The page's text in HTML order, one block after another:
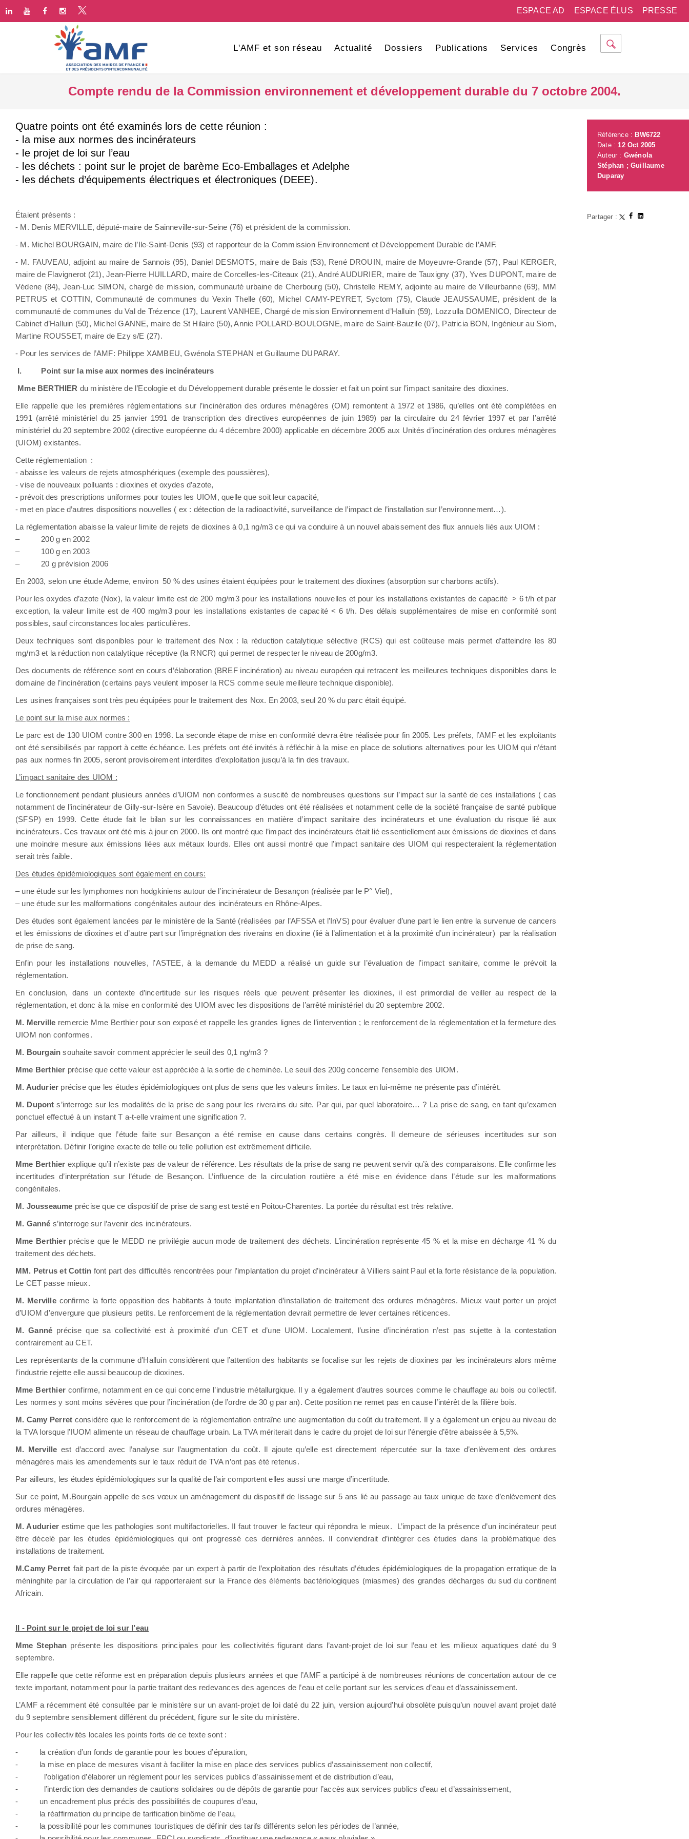
PRESSE
ESPACE ÉLUS
ESPACE AD
L'AMF et son réseau Actualité Dossiers Publications Services Congrès
Compte rendu de la Commission environnement et développement durable du 7 octobre 2004.
Quatre points ont été examinés lors de cette réunion :
- la mise aux normes des incinérateurs
- le projet de loi sur l’eau
- les déchets : point sur le projet de barème Eco-Emballages et Adelphe
- les déchets d’équipements électriques et électroniques (DEEE).
Étaient présents :
- M. Denis MERVILLE, député-maire de Sainneville-sur-Seine (76) et président de la commission.
- M. Michel BOURGAIN, maire de l’Ile-Saint-Denis (93) et rapporteur de la Commission Environnement et Développement Durable de l’AMF.
- M. FAUVEAU, adjoint au maire de Sannois (95), Daniel DESMOTS, maire de Bais (53), René DROUIN, maire de Moyeuvre-Grande (57), Paul KERGER,
maire de Flavignerot (21), Jean-Pierre HUILLARD, maire de Corcelles-les-Citeaux (21), André AUDURIER, maire de Tauxigny (37), Yves DUPONT, maire de
Védene (84), Jean-Luc SIMON, chargé de mission, communauté urbaine de Cherbourg (50), Christelle REMY, adjointe au maire de Villeurbanne (69), MM
PETRUS et COTTIN, Communauté de communes du Vexin Thelle (60), Michel CAMY-PEYRET, Syctom (75), Claude JEAUSSAUME, président de la
communauté de communes du Val de Trézence (17), Laurent VANHEE, Chargé de mission Environnement d’Halluin (59), Lozzulla DOMENICO, Directeur de
Cabinet d’Halluin (50), Michel GANNE, maire de St Hilaire (50), Annie POLLARD-BOULOGNE, maire de Saint-Bauzile (07), Patricia BON, Ingénieur au Siom,
Martine ROUSSET, maire de Ezy s/E (27).
- Pour les services de l’AMF: Philippe XAMBEU, Gwénola STEPHAN et Guillaume DUPARAY.
I.
Point sur la mise aux normes des incinérateurs
Mme BERTHIER du ministère de l’Ecologie et du Développement durable présente le dossier et fait un point sur l’impact sanitaire des dioxines.
Elle rappelle que les premières réglementations sur l’incinération des ordures ménagères (OM) remontent à 1972 et 1986, qu’elles ont été complétées en
1991 (arrêté ministériel du 25 janvier 1991 de transcription des directives européennes de juin 1989) par la circulaire du 24 février 1997 et par l’arrêté
ministériel du 20 septembre 2002 (directive européenne du 4 décembre 2000) applicable en décembre 2005 aux Unités d’incinération des ordures ménagères
(UIOM) existantes.
Cette réglementation :
- abaisse les valeurs de rejets atmosphériques (exemple des poussières),
- vise de nouveaux polluants : dioxines et oxydes d’azote,
- prévoit des prescriptions uniformes pour toutes les UIOM, quelle que soit leur capacité,
- met en place d’autres dispositions nouvelles ( ex : détection de la radioactivité, surveillance de l’impact de l’installation sur l’environnement…).
La réglementation abaisse la valeur limite de rejets de dioxines à 0,1 ng/m3 ce qui va conduire à un nouvel abaissement des flux annuels liés aux UIOM :
–
200 g en 2002
–
100 g en 2003
–
20 g prévision 2006
En 2003, selon une étude Ademe, environ 50 % des usines étaient équipées pour le traitement des dioxines (absorption sur charbons actifs).
Pour les oxydes d’azote (Nox), la valeur limite est de 200 mg/m3 pour les installations nouvelles et pour les installations existantes de capacité > 6 t/h et par
exception, la valeur limite est de 400 mg/m3 pour les installations existantes de capacité < 6 t/h. Des délais supplémentaires de mise en conformité sont
possibles, sauf circonstances locales particulières.
Deux techniques sont disponibles pour le traitement des Nox : la réduction catalytique sélective (RCS) qui est coûteuse mais permet d’atteindre les 80
mg/m3 et la réduction non catalytique réceptive (la RNCR) qui permet de respecter le niveau de 200g/m3.
Des documents de référence sont en cours d’élaboration (BREF incinération) au niveau européen qui retracent les meilleures techniques disponibles dans le
domaine de l’incinération (certains pays veulent imposer la RCS comme seule meilleure technique disponible).
Les usines françaises sont très peu équipées pour le traitement des Nox. En 2003, seul 20 % du parc était équipé.
Le point sur la mise aux normes :
Le parc est de 130 UIOM contre 300 en 1998. La seconde étape de mise en conformité devra être réalisée pour fin 2005. Les préfets, l’AMF et les exploitants
ont été sensibilisés par rapport à cette échéance. Les préfets ont été invités à réfléchir à la mise en place de solutions alternatives pour les UIOM qui n’étant
pas aux normes fin 2005, seront provisoirement interdites d’exploitation jusqu’à la fin des travaux.
L’impact sanitaire des UIOM :
Le fonctionnement pendant plusieurs années d’UIOM non conformes a suscité de nombreuses questions sur l’impact sur la santé de ces installations ( cas
notamment de l’incinérateur de Gilly-sur-Isère en Savoie). Beaucoup d’études ont été réalisées et notamment celle de la société française de santé publique
(SFSP) en 1999. Cette étude fait le bilan sur les connaissances en matière d’impact sanitaire des incinérateurs et une évaluation du risque lié aux
incinérateurs. Ces travaux ont été mis à jour en 2000. Ils ont montré que l’impact des incinérateurs était lié essentiellement aux émissions de dioxines et dans
une moindre mesure aux émissions liées aux métaux lourds. Elles ont aussi montré que l’impact sanitaire des UIOM qui respecteraient la réglementation
serait très faible.
Des études épidémiologiques sont également en cours:
– une étude sur les lymphomes non hodgkiniens autour de l’incinérateur de Besançon (réalisée par le P° Viel),
– une étude sur les malformations congénitales autour des incinérateurs en Rhône-Alpes.
Des études sont également lancées par le ministère de la Santé (réalisées par l’AFSSA et l’InVS) pour évaluer d’une part le lien entre la survenue de cancers
et les émissions de dioxines et d’autre part sur l’imprégnation des riverains en dioxine (lié à l’alimentation et à la proximité d’un incinérateur)
par la réalisation
de prise de sang.
Enfin pour les installations nouvelles, l’ASTEE, à la demande du MEDD a réalisé un guide sur l’évaluation de l’impact sanitaire, comme le prévoit la
réglementation.
En conclusion, dans un contexte d’incertitude sur les risques réels que peuvent présenter les dioxines, il est primordial de veiller au respect de la
réglementation, et donc à la mise en conformité des UIOM avec les dispositions de l’arrêté ministériel du 20 septembre 2002.
M. Merville remercie Mme Berthier pour son exposé et rappelle les grandes lignes de l’intervention ; le renforcement de la réglementation et la fermeture des
UIOM non conformes.
M. Bourgain souhaite savoir comment apprécier le seuil des 0,1 ng/m3 ?
Mme Berthier précise que cette valeur est appréciée à la sortie de cheminée. Le seuil des 200g concerne l’ensemble des UIOM.
M. Audurier précise que les études épidémiologiques ont plus de sens que les valeurs limites. Le taux en lui-même ne présente pas d’intérêt.
M. Dupont s’interroge sur les modalités de la prise de sang pour les riverains du site. Par qui, par quel laboratoire… ? La prise de sang, en tant qu’examen
ponctuel effectué à un instant T a-t-elle vraiment une signification ?.
Par ailleurs, il indique que l’étude faite sur Besançon a été remise en cause dans certains congrès. Il demeure de sérieuses incertitudes sur son
interprétation. Définir l’origine exacte de telle ou telle pollution est extrêmement difficile.
Mme Berthier explique qu’il n’existe pas de valeur de référence. Les résultats de la prise de sang ne peuvent servir qu’à des comparaisons. Elle confirme les
incertitudes d’interprétation sur l’étude de Besançon. L’influence de la circulation routière a été mise en évidence dans l’étude sur les malformations
congénitales.
M. Jousseaume précise que ce dispositif de prise de sang est testé en Poitou-Charentes. La portée du résultat est très relative.
M. Ganné s’interroge sur l’avenir des incinérateurs.
Mme Berthierprécise que le MEDD ne privilégie aucun mode de traitement des déchets. L’incinération représente 45 % et la mise en décharge 41 % du
traitement des déchets.
MM. Petrus et Cottin font part des difficultés rencontrées pour l’implantation du projet d’incinérateur à Villiers saint Paul et la forte résistance de la population.
Le CET passe mieux.
M. Mervilleconfirme la forte opposition des habitants à toute implantation d’installation de traitement des ordures ménagères. Mieux vaut porter un projet
d’UIOM d’envergure que plusieurs petits. Le renforcement de la réglementation devrait permettre de lever certaines réticences.
M. Ganné précise que sa collectivité est à proximité d’un CET et d’une UIOM. Localement, l’usine d’incinération n’est pas sujette à la contestation
contrairement au CET.
Les représentants de la commune d’Halluin considèrent que l’attention des habitants se focalise sur les rejets de dioxines par les incinérateurs alors même
l’industrie rejette elle aussi beaucoup de dioxines.
Mme Berthier confirme, notamment en ce qui concerne l’industrie métallurgique. Il y a également d’autres sources comme le chauffage au bois ou collectif.
Les normes y sont moins sévères que pour l’incinération (de l’ordre de 30 g par an). Cette position ne remet pas en cause l’intérêt de la filière bois.
M. Camy Perret considère que le renforcement de la réglementation entraîne une augmentation du coût du traitement. Il y a également un enjeu au niveau de
la TVA lorsque l’IUOM alimente un réseau de chauffage urbain. La TVA mériterait dans le cadre du projet de loi sur l’énergie d’être abaissée à 5,5%.
M. Merville est d’accord avec l’analyse sur l’augmentation du coût. Il ajoute qu’elle est directement répercutée sur la taxe d’enlèvement des ordures
ménagères mais les amendements sur le taux réduit de TVA n’ont pas été retenus.
Par ailleurs, les études épidémiologiques sur la qualité de l’air comportent elles aussi une marge d’incertitude.
Sur ce point, M.Bourgain appelle de ses vœux un aménagement du dispositif de lissage sur 5 ans lié au passage au taux unique de taxe d’enlèvement des
ordures ménagères.
M. Audurierestime que les pathologies sont multifactorielles. Il faut trouver le facteur qui répondra le mieux.
L’impact de la présence d’un incinérateur peut
être décelé par les études épidémiologiques qui ont progressé ces dernières années. Il conviendrait d’intégrer ces études dans la problématique des
installations de traitement.
M.Camy Perret fait part de la piste évoquée par un expert à partir de l’exploitation des résultats d’études épidémiologiques de la propagation erratique de la
méninghite par la circulation de l’air qui rapporteraient sur la France des éléments bactériologiques (miasmes) des grandes décharges du sud du continent
Africain.
II - Point sur le projet de loi sur l’eau
Mme Stephan présente les dispositions principales pour les collectivités figurant dans l’avant-projet de loi sur l’eau et les milieux aquatiques daté du 9
septembre.
Elle rappelle que cette réforme est en préparation depuis plusieurs années et que l’AMF a participé à de nombreuses réunions de concertation autour de ce
texte important, notamment pour la partie traitant des redevances des agences de l’eau et celle portant sur les services d’eau et d’assainissement.
L’AMF a récemment été consultée par le ministère sur un avant-projet de loi daté du 22 juin, version aujourd’hui obsolète puisqu’un nouvel avant projet daté
du 9 septembre sensiblement différent du précédent, figure sur le site du ministère.
Pour les collectivités locales les points forts de ce texte sont :
-
la création d’un fonds de garantie pour les boues d’épuration,
-
la mise en place de mesures visant à faciliter la mise en place des services publics d’assainissement non collectif,
-
l’obligation d’élaborer un règlement pour les services publics d’assainissement et de distribution d’eau,
-
l’interdiction des demandes de cautions solidaires ou de dépôts de garantie pour l’accès aux services publics d’eau et d’assainissement,
-
un encadrement plus précis des possibilités de coupures d’eau,
-
la réaffirmation du principe de tarification binôme de l’eau,
-
la possibilité pour les communes touristiques de définir des tarifs différents selon les périodes de l’année,
Référence : BW6722
Date :12 Oct 2005
Auteur : Gwénola
Stéphan ; Guillaume
Duparay
Partager :